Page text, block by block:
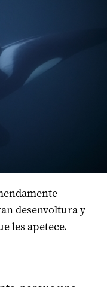
desenvoltura y
les apetece.